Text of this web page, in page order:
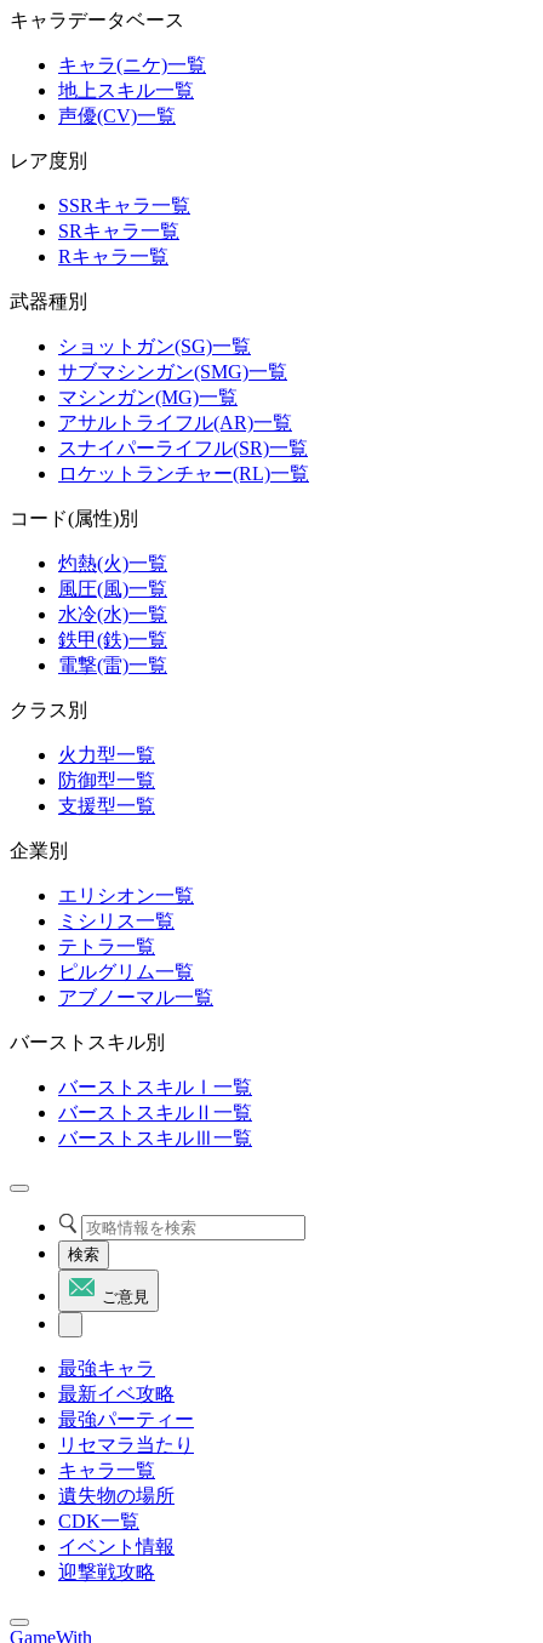
キャラデータベース
キャラ(ニケ)一覧
地上スキル一覧
声優(CV)一覧
レア度別
SSRキャラ一覧
SRキャラ一覧
Rキャラ一覧
武器種別
ショットガン(SG)一覧
サブマシンガン(SMG)一覧
マシンガン(MG)一覧
アサルトライフル(AR)一覧
スナイパーライフル(SR)一覧
ロケットランチャー(RL)一覧
コード(属性)別
灼熱(火)一覧
風圧(風)一覧
水冷(水)一覧
鉄甲(鉄)一覧
電撃(雷)一覧
クラス別
火力型一覧
防御型一覧
支援型一覧
企業別
エリシオン一覧
ミシリス一覧
テトラ一覧
ピルグリム一覧
アブノーマル一覧
バーストスキル別
バーストスキルⅠ一覧
バーストスキルⅡ一覧
バーストスキルⅢ一覧
検索
ご意見
最強キャラ
最新イベ攻略
最強パーティー
リセマラ当たり
キャラ一覧
遺失物の場所
CDK一覧
イベント情報
迎撃戦攻略
GameWith